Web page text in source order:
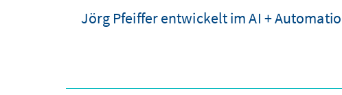
Jörg Pfeiffer entwickelt im AI +